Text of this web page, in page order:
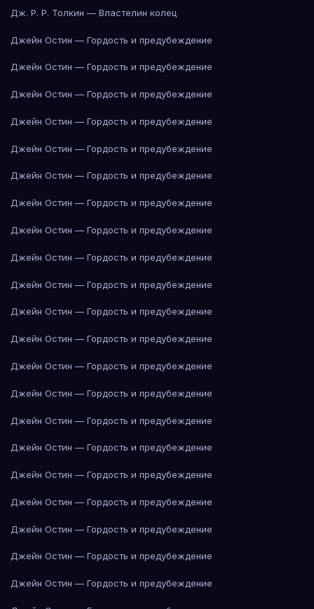
Дж. Р. Р. Толкин — Властелин колец
Джейн Остин — Гордость и предубеждение
Джейн Остин — Гордость и предубеждение
Джейн Остин — Гордость и предубеждение
Джейн Остин — Гордость и предубеждение
Джейн Остин — Гордость и предубеждение
Джейн Остин — Гордость и предубеждение
Джейн Остин — Гордость и предубеждение
Джейн Остин — Гордость и предубеждение
Джейн Остин — Гордость и предубеждение
Джейн Остин — Гордость и предубеждение
Джейн Остин — Гордость и предубеждение
Джейн Остин — Гордость и предубеждение
Джейн Остин — Гордость и предубеждение
Джейн Остин — Гордость и предубеждение
Джейн Остин — Гордость и предубеждение
Джейн Остин — Гордость и предубеждение
Джейн Остин — Гордость и предубеждение
Джейн Остин — Гордость и предубеждение
Джейн Остин — Гордость и предубеждение
Джейн Остин — Гордость и предубеждение
Джейн Остин — Гордость и предубеждение